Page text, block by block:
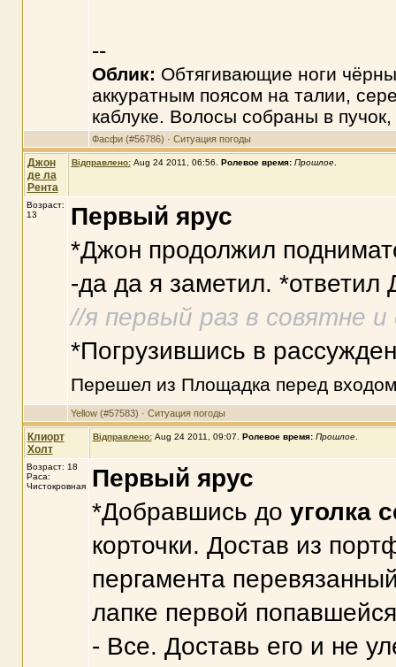
--
Облик: Обтягивающие ноги
аккуратным поясом на талии,
каблуке. Волосы собраны в
Фасфи(#56786) · Ситуация погоды
Джон
де ла
Рента
Відправлено: Aug 24 2011, 06:56 Ролевое время: Прошлое.
Возраст:
13
Первый ярус
*Джон продолжил
-да да я заметил. *ответил
//я первый раз в совятне
*Погрузившись в
Перешел из Площадка перед входом
Yellow(#57583) · Ситуация погоды
Клиорт
Холт
Відправлено: Aug 24 2011, 09:07 Ролевое время: Прошлое.
Возраст: 18
Раса:
Чистокровная
Первый ярус
*Добравшись до уголка
корточки. Достав из
пергамента
лапке первой
- Все. Доставь его и не